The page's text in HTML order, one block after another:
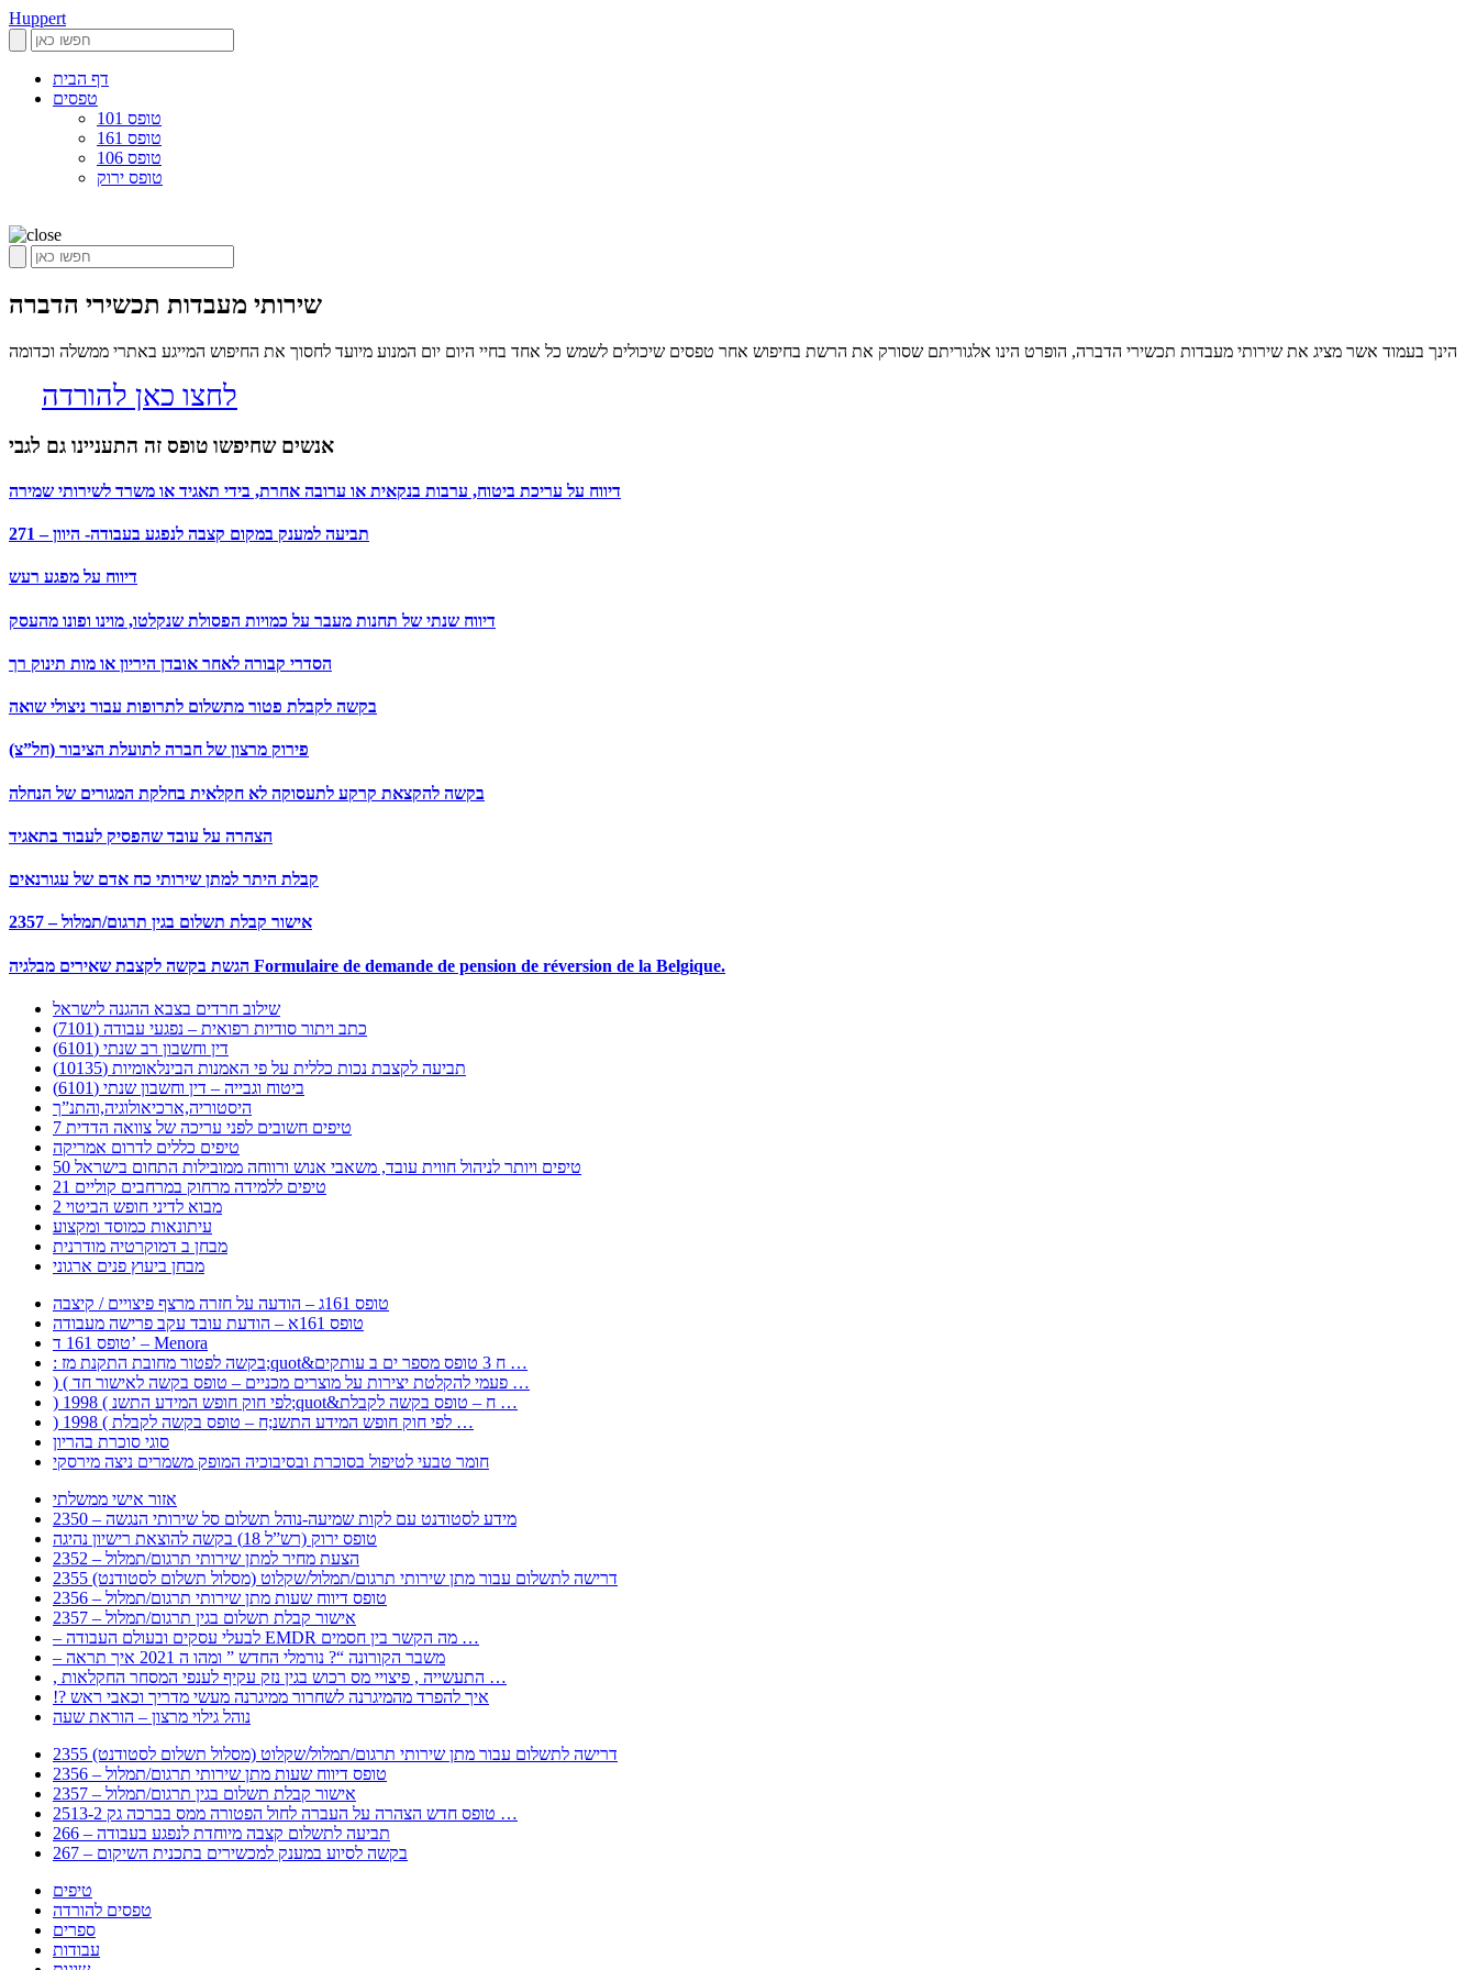
Huppert
דף הבית
טפסים
טופס 101
טופס 161
טופס 106
טופס ירוק
שירותי מעבדות תכשירי הדברה
הינך בעמוד אשר מציג את שירותי מעבדות תכשירי הדברה, הופרט הינו אלגוריתם שסורק את הרשת בחיפוש אחר טפסים שיכולים לשמש כל אחד בחיי היום יום המנוע מיועד לחסוך את החיפוש המייגע באתרי ממשלה וכדומה
לחצו כאן להורדה
אנשים שחיפשו טופס זה התעניינו גם לגבי
דיווח על עריכת ביטוח, ערבות בנקאית או ערובה אחרת, בידי תאגיד או משרד לשירותי שמירה
271 – תביעה למענק במקום קצבה לנפגע בעבודה- היוון
דיווח על מפגע רעש
דיווח שנתי של תחנות מעבר על כמויות הפסולת שנקלטו, מוינו ופונו מהעסק
הסדרי קבורה לאחר אובדן היריון או מות תינוק רך
בקשה לקבלת פטור מתשלום לתרופות עבור ניצולי שואה
פירוק מרצון של חברה לתועלת הציבור (חל”צ)
בקשה להקצאת קרקע לתעסוקה לא חקלאית בחלקת המגורים של הנחלה
הצהרה על עובד שהפסיק לעבוד בתאגיד
קבלת היתר למתן שירותי כח אדם של עגורנאים
2357 – אישור קבלת תשלום בגין תרגום/תמלול
הגשת בקשה לקצבת שאירים מבלגיה Formulaire de demande de pension de réversion de la Belgique.
שילוב חרדים בצבא ההגנה לישראל
כתב ויתור סודיות רפואית – נפגעי עבודה (7101)
דין וחשבון רב שנתי (6101)
תביעה לקצבת נכות כללית על פי האמנות הבינלאומיות (10135)
ביטוח וגבייה – דין וחשבון שנתי (6101)
היסטוריה,ארכיאולוגיה,והתנ”ך
7 טיפים חשובים לפני עריכה של צוואה הדדית
טיפים כללים לדרום אמריקה
50 טיפים ויותר לניהול חווית עובד, משאבי אנוש ורווחה ממובילות התחום בישראל
21 טיפים ללמידה מרחוק במרחבים קוליים
מבוא לדיני חופש הביטוי 2
עיתונאות כמוסד ומקצוע
מבחן ב דמוקרטיה מודרנית
מבחן ביעוץ פנים ארגוני
טופס 161ג – הודעה על חזרה מרצף פיצויים / קיצבה
טופס 161א – הודעת עובד עקב פרישה מעבודה
טופס 161 ד’ – Menora
: בקשה לפטור מחובת התקנת מז;quot&ח 3 טופס מספר ים ב עותקים …
) ( פעמי להקלטת יצירות על מוצרים מכניים – טופס בקשה לאישור חד …
) 1998 ( לפי חוק חופש המידע התשנ;quot&ח – טופס בקשה לקבלת …
) 1998 ( לפי חוק חופש המידע התשנ;ח – טופס בקשה לקבלת …
סוגי סוכרת בהריון
חומר טבעי לטיפול בסוכרת ובסיבוכיה המופק משמרים ניצה מירסקי
אזור אישי ממשלתי
2350 – מידע לסטודנט עם לקות שמיעה-נוהל תשלום סל שירותי הנגשה
טופס ירוק (רש”ל 18) בקשה להוצאת רישיון נהיגה
2352 – הצעת מחיר למתן שירותי תרגום/תמלול
2355 דרישה לתשלום עבור מתן שירותי תרגום/תמלול/שקלוט (מסלול תשלום לסטודנט)
2356 – טופס דיווח שעות מתן שירותי תרגום/תמלול
2357 – אישור קבלת תשלום בגין תרגום/תמלול
– לבעלי עסקים ובעולם העבודה EMDR מה הקשר בין חסמים …
– משבר הקורונה “? נורמלי החדש ” ומהו ה 2021 איך תראה
, התעשייה , פיצויי מס רכוש בגין נזק עקיף לענפי המסחר החקלאות …
!? איך להפרד מהמיגרנה לשחרור ממיגרנה מעשי מדריך וכאבי ראש
נוהל גילוי מרצון – הוראת שעה
2355 דרישה לתשלום עבור מתן שירותי תרגום/תמלול/שקלוט (מסלול תשלום לסטודנט)
2356 – טופס דיווח שעות מתן שירותי תרגום/תמלול
2357 – אישור קבלת תשלום בגין תרגום/תמלול
2513-2 טופס חדש הצהרה על העברה לחול הפטורה ממס בברכה גק …
266 – תביעה לתשלום קצבה מיוחדת לנפגע בעבודה
267 – בקשה לסיוע במענק למכשירים בתכנית השיקום
טיפים
טפסים להורדה
ספרים
עבודות